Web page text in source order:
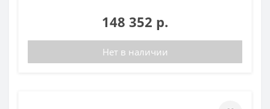
148 352 р.
Нет в наличии